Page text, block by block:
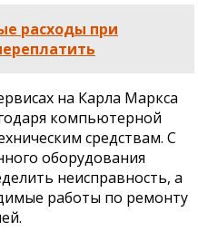
расходы при
на Карла Маркса
компьютерной
средствам. С
оборудования
неисправность, а
работы по ремонту